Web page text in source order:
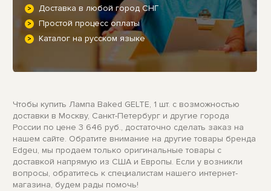
Доставка в любой город СНГ
Простой процесс оплаты
Каталог на русском языке
Чтобы купить Лампа Baked GELTE, 1 шт. с возможностью
доставки в Москву, Санкт-Петербург и другие города
России по цене 3 646 руб., достаточно сделать заказ на
нашем сайте. Обратите внимание на другие товары бренда
Edgeu, мы продаем только оригинальные товары с
доставкой напрямую из США и Европы. Если у возникли
вопросы, обратитесь к специалистам нашего интернет-
магазина, будем рады помочь!